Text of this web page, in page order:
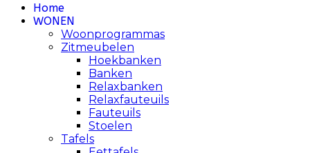
Home
WONEN
Woonprogrammas
Zitmeubelen
Hoekbanken
Banken
Relaxbanken
Relaxfauteuils
Fauteuils
Stoelen
Tafels